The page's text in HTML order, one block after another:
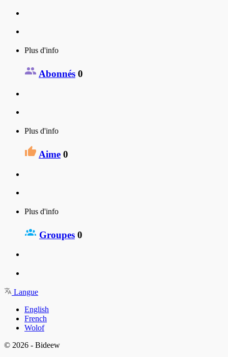
Plus d'info
Abonnés 0
Plus d'info
Aime 0
Plus d'info
Groupes 0
Langue
English
French
Wolof
© 2026 - Bideew